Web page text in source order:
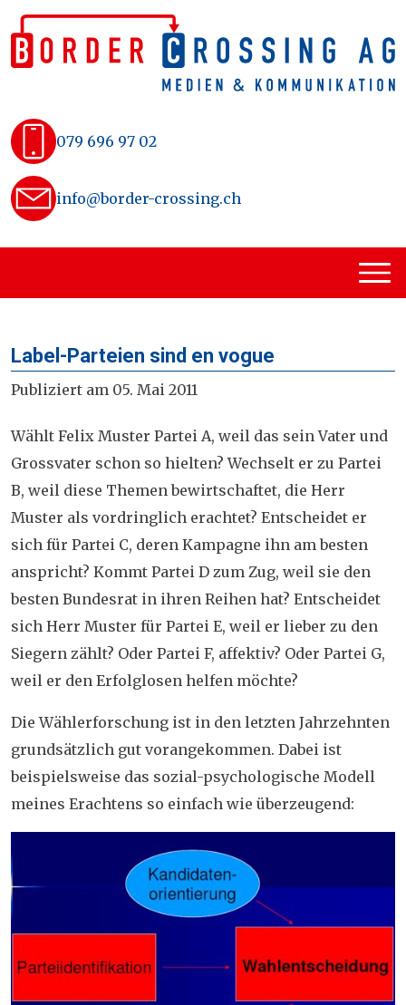
Skip
to
content
079 696 97 02
info@border-crossing.ch
Label-Parteien sind en vogue
Publiziert am 05. Mai 2011
Wählt Felix Muster Partei A, weil das sein Vater und
Grossvater schon so hielten? Wechselt er zu Partei
B, weil diese Themen bewirtschaftet, die Herr
Muster als vordringlich erachtet? Entscheidet er
sich für Partei C, deren Kampagne ihn am besten
anspricht? Kommt Partei D zum Zug, weil sie den
besten Bundesrat in ihren Reihen hat? Entscheidet
sich Herr Muster für Partei E, weil er lieber zu den
Siegern zählt? Oder Partei F, affektiv? Oder Partei G,
weil er den Erfolglosen helfen möchte?
Die Wählerforschung ist in den letzten Jahrzehnten
grundsätzlich gut vorangekommen. Dabei ist
beispielsweise das sozial-psychologische Modell
meines Erachtens so einfach wie überzeugend: